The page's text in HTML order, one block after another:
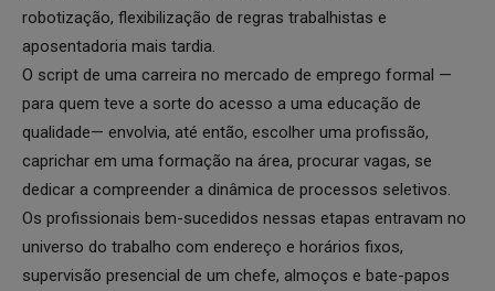
robotização, flexibilização de regras trabalhistas e
aposentadoria mais tardia.
O script de uma carreira no mercado de emprego formal —
para quem teve a sorte do acesso a uma educação de
qualidade— envolvia, até então, escolher uma profissão,
caprichar em uma formação na área, procurar vagas, se
dedicar a compreender a dinâmica de processos seletivos.
Os profissionais bem-sucedidos nessas etapas entravam no
universo do trabalho com endereço e horários fixos,
supervisão presencial de um chefe, almoços e bate-papos